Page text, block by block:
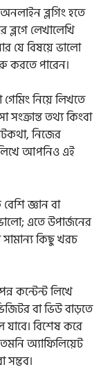
ব্লগিং হতে
লেখালেখি
যে বিষয়ে ভালো
করতে পারেন।
নিয়ে লিখতে
তথ্য কিংবা
নিজের
আপনিও এই
জ্ঞান বা
এতে উপার্জনের
কিছু খরচ
কন্টেন্ট লিখে
বা ভিউ বাড়তে
বিশেষ করে
অ্যাফিলিয়েট
সম্ভব।